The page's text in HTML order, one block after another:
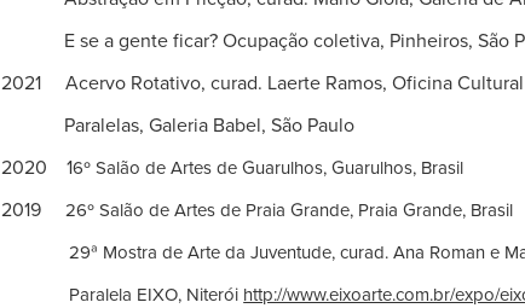
E se a gente ficar? Ocupação coletiva, Pinheiros, São
2021 Acervo Rotativo, curad. Laerte Ramos, Oficina
Paralelas, Galeria Babel, São Paulo
2020 16º Salão de Artes de Guarulhos, Guarulhos, Brasil
201926º Salão de Artes de Praia Grande, Praia Grande, Brasil
29ª Mostra de Arte da Juventude, curad. Ana Roman e
Paralela EIXO, Niterói http://www.eixoarte.com.br/expo/